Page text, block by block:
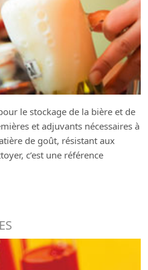
le stockage de la bière et de
et adjuvants nécessaires à
de goût, résistant aux
c’est une référence